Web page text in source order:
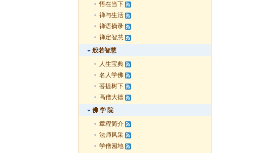
悟在当下
禅与生活
禅语摘录
禅定智慧
般若智慧
人生宝典
名人学佛
菩提树下
高僧大德
佛 学 院
章程简介
法师风采
学僧园地